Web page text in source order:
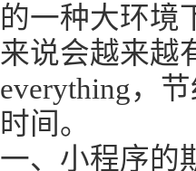
的一种大环境
来说会越来越
everything，
时间。
一、小程序的